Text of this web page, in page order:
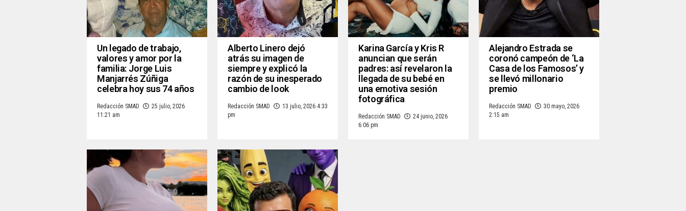
Un legado de trabajo,
valores y amor por la
familia: Jorge Luis
Manjarrés Zúñiga
celebra hoy sus 74 años
Redacción SMAD
25 julio, 2026
11:21 am
Alberto Linero dejó
atrás su imagen de
siempre y explicó la
razón de su inesperado
cambio de look
Redacción SMAD
13 julio, 2026 4:33
pm
Karina García y Kris R
anuncian que serán
padres: así revelaron la
llegada de su bebé en
una emotiva sesión
fotográfica
Redacción SMAD
24 junio, 2026
6:06 pm
Alejandro Estrada se
coronó campeón de ‘La
Casa de los Famosos’ y
se llevó millonario
premio
Redacción SMAD
30 mayo, 2026
2:15 am